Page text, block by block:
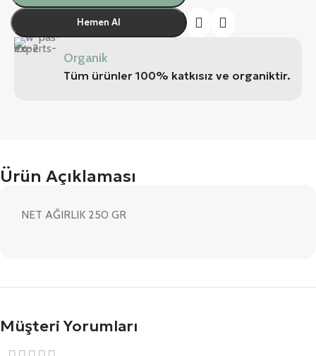
Hemen Al
Organik
Tüm ürünler 100% katkısız ve organiktir.
Ürün Açıklaması
NET AĞIRLIK 250 GR
Müşteri Yorumları